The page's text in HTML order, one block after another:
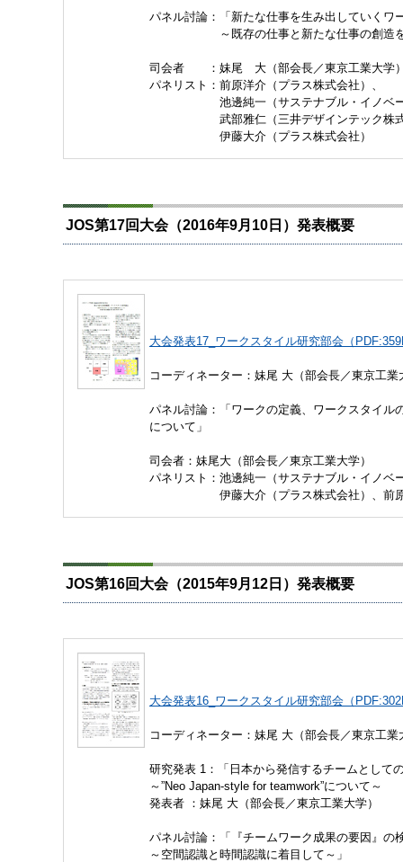
パネル討論：「新たな仕事を生み出していくワ
～既存の仕事と新たな仕事の創造を
司会者 ：妹尾 大（部会長／東京工業大学
パネリスト：前原洋介（プラス株式会社）、
池邊純一（サステナブル・イノベーシ
武部雅仁（三井デザインテック株式
伊藤大介（プラス株式会社）
JOS第17回大会（2016年9月10日）発表概要
大会発表17_ワークスタイル研究部会（
コーディネーター：妹尾 大（部会長／東京工業
パネル討論：「ワークの定義、ワークスタイル
について」
司会者：妹尾大（部会長／東京工業大学）
パネリスト：池邊純一（サステナブル・イノベ
伊藤大介（プラス株式会社）、前原洋
JOS第16回大会（2015年9月12日）発表概要
大会発表16_ワークスタイル研究部会（
コーディネーター：妹尾 大（部会長／東京工業
研究発表 1：「日本から発信するチームとして
～”Neo Japan-style for teamwork”について～
発表者 ：妹尾 大（部会長／東京工業大学）
パネル討論：「『チームワーク成果の要因』の
～空間認識と時間認識に着目して～」